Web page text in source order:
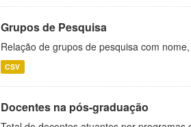
Grupos de Pesquisa
Relação de grupos de pesquisa com
CSV
Docentes na pós-graduação